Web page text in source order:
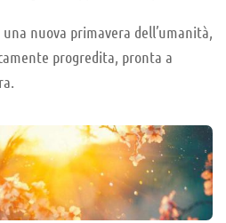
nuova primavera dell’umanità,
progredita, pronta a